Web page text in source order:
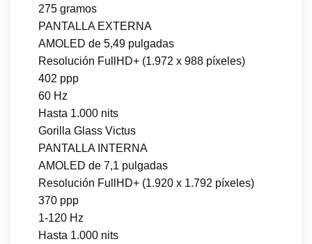
275 gramos
PANTALLA EXTERNA
AMOLED de 5,49 pulgadas
Resolución FullHD+ (1.972 x 988 píxeles)
402 ppp
60 Hz
Hasta 1.000 nits
Gorilla Glass Victus
PANTALLA INTERNA
AMOLED de 7,1 pulgadas
Resolución FullHD+ (1.920 x 1.792 píxeles)
370 ppp
1-120 Hz
Hasta 1.000 nits